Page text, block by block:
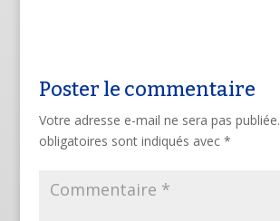
Poster le commentaire
Votre adresse e-mail ne sera pas publiée.
obligatoires sont indiqués avec *